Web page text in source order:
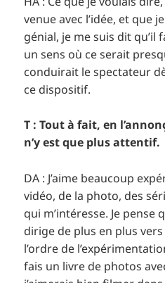
venue avec l’idée, et que
génial, je me suis dit qu’il
un sens où ce serait
conduirait le spectateur
ce dispositif.
T : Tout à fait, en
n’y est que plus attentif.
DA : J’aime beaucoup
vidéo, de la photo, des
qui m’intéresse. Je pense
dirige de plus en plus
l’ordre de
fais un livre de photos